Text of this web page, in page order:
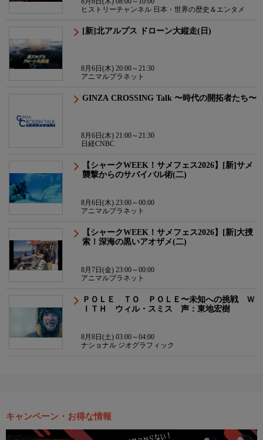
ヒストリーチャンネル 日本・世界の歴史＆エンタメ
[新]北アルプス ドローン大縦走(日)
8月6日(木) 20:00～21:30
アニマルプラネット
GINZA CROSSING Talk 〜時代の開拓者たち〜
8月6日(木) 21:00～21:30
日経CNBC
【シャークWEEK！サメフェス2026】[新]サメ
襲撃からのサバイバル術(二)
8月6日(木) 23:00～00:00
アニマルプラネット
【シャークWEEK！サメフェス2026】[新]大捜
索！深海の黒いアオザメ(二)
8月7日(金) 23:00～00:00
アニマルプラネット
ＰＯＬＥ ＴＯ ＰＯＬＥ〜未知への挑戦 Ｗ
ＩＴＨ ウィル・スミス 声：東地宏樹
8月8日(土) 03:00～04:00
ナショナル ジオグラフィック
キャンペーン・お得な情報